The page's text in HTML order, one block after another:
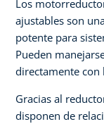
Los
ajustables son
potente para
Pueden
directamente con
Gracias al
disponen de